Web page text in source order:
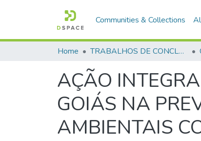
Communities & Collections
Home TRABALHOS DE CONCLUSÃO DE CURSO - CFP (CURSO DE FORMAÇÃO DE PRAÇAS)
AÇÃO
GOIÁS NA
AMBIENTAIS